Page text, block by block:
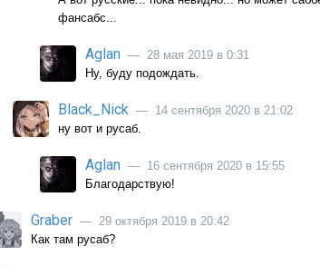
фансабс...
Aglan — 28 мая 2019 в 0:31
Ну, буду подождать.
Black_Nick — 14 сентября 2020 в 21:02
ну вот и русаб.
Aglan — 16 сентября 2020 в 15:55
Благодарствую!
Graber — 29 октября 2019 в 20:42
Как там русаб?